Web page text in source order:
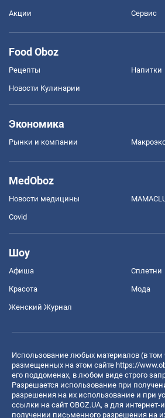
Акции Сервис
Food Oboz
Рецепты Напитки
Новости Кулинарии
Экономика
Рынки и компании
MedOboz
Новости медицины
Covid
Шоу
Афиша Сплетни
Красота Мода
Женский Журнал
Использование любых материалов (в том
размещенных на этом сайте https://
его поддоменах, в любом виде строго
Разрешается использование при
разрешения на их использование и при
ссылки на сайт OBOZ.UA, а для интернет-
получении письменного разрешения на